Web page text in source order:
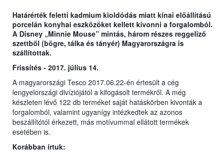
Határérték feletti kadmium kioldódás miatt kínai előállítású
porcelán konyhai eszközöket kellett kivonni a forgalomból.
A Disney „Minnie Mouse” mintás, három részes reggeliző
szettből (bögre, tálka és tányér) Magyarországra is
szállítottak.
Frissítés - 2017. július 14.
A magyarországi Tesco 2017.06.22-én értesült a cég
lengyelországi divíziójától a kifogásolt termékről. A még
készleten lévő 122 db terméket saját hatáskörben kivonták a
forgalomból, valamint ugyanígy intézkedtek az azonos
beszállítótól érkezett, más motívummal ellátott termékek
esetében is.
Korábban írtuk: